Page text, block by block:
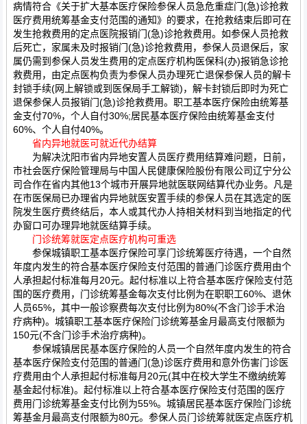
病情符合《关于扩大基本医疗保险参保人员急危重症门(急)诊抢救
医疗费用统筹基金支付范围的通知》的要求，在抢救结束后即可在
发生抢救费用的定点医院报销门(急)诊抢救费用。如参保人员抢救
后死亡，家属未及时报销门(急)诊抢救费用，参保人员退保后，家
属仍需到参保人员发生费用的定点医疗机构医保科(办)报销急诊抢
救费用，由定点医构负责为参保人员办理死亡退保参保人员的解卡
封锁手续(网上解锁或到医保局手工解锁)，解卡封锁后即时为死亡
退保参保人员报销门(急)诊抢救费用。职工基本医疗保险由统筹基
金支付70%，个人自付30%;居民基本医疗保险由统筹基金支付
60%、个人自付40%。
省内异地就医可就近代办结算
为解决沈阳市省内异地安置人员医疗费用结算难问题，日前，
市社会医疗保险管理局与中国人民健康保险股份有限公司辽宁分公
司合作在省内其他13个城市开展异地就医联网结算代办业务。凡是
在市医保局已办理省内异地就医安置手续的参保人员在其选定的医
院发生医疗费终结后，本人或其代办人持相关材料到当地指定的代
办窗口可办理异地就医结算手续。
门诊统筹就医定点医疗机构可重选
参保城镇职工基本医疗保险可享门诊统筹医疗待遇，一个自然
年度内发生的符合基本医疗保险支付范围的普通门诊医疗费用由个
人承担起付标准每月20元。起付标准以上符合基本医疗保险支付范
围的医疗费用，门诊统筹基金每次支付比例为在职职工60%、退休
人员65%，其中一般诊察费每次支付比例为80%(不含门诊手术治
疗病种)。城镇职工基本医疗保险门诊统筹基金月最高支付限额为
150元(不含门诊手术治疗病种)。
参保城镇居民基本医疗保险的人员一个自然年度内发生的符合
基本医疗保险支付范围的普通门(急)诊医疗费用和意外伤害门诊医
疗费用由个人承担起付标准每月20元(其中在校大学生不缴纳统筹
基金起付标准)。起付标准以上符合基本医疗保险支付范围的医疗
费用门诊统筹基金支付比例为55%。城镇居民基本医疗保险门诊统
筹基金月最高支付限额为80元。参保人员门诊统筹就医定点医疗机